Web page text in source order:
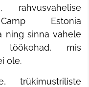
rahvusvahelise
Estonia
ning sinna vahele
mis
ole.
trükimustriliste